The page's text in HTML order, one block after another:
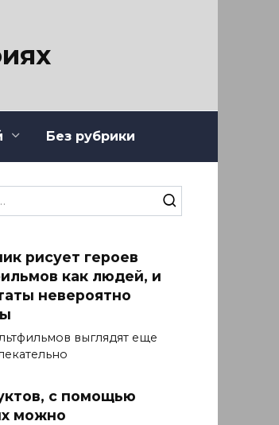
Без рубрики
рисует героев
как людей, и
невероятно
выглядят еще
с помощью
можно